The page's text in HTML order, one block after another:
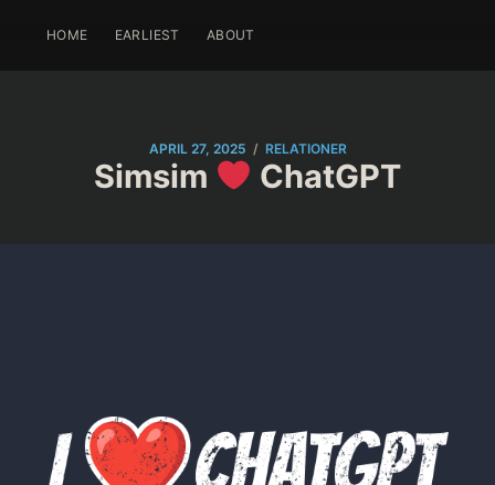
HOME EARLIEST ABOUT
APRIL 27, 2025 / RELATIONER
Simsim ChatGPT